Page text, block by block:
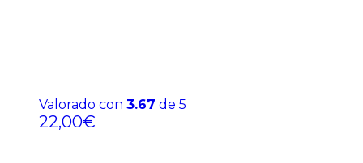
Valorado con 3.67 de 5
22,00€